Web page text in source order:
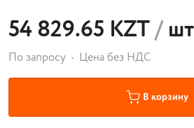
54 829.65 KZT/шт
По запросу Цена без НДС
В корзину